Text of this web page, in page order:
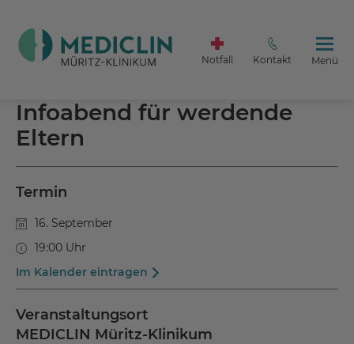
Notfall Kontakt Menü
Infoabend für werdende
Eltern
Termin
16. September
19:00 Uhr
Im Kalender eintragen
Veranstaltungsort
MEDICLIN Müritz-Klinikum